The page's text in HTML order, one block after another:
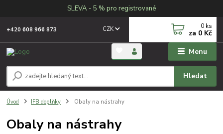
SLEVA - 5 % pro registrované
Menu
CZK
Hledat
+420 608 966 873 0 ks
za 0 Kč
Úvod IFB doplňky Obaly na nástrahy
Obaly na nástrahy